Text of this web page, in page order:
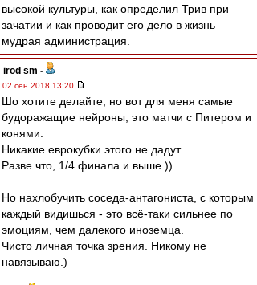
высокой культуры, как определил Трив при
зачатии и как проводит его дело в жизнь
мудрая администрация.
irod sm -
02 сен 2018 13:20
Шо хотите делайте, но вот для меня самые
будоражащие нейроны, это матчи с Питером и
конями.
Никакие еврокубки этого не дадут.
Разве что, 1/4 финала и выше.))
Но нахлобучить соседа-антагониста, с которым
каждый видишься - это всё-таки сильнее по
эмоциям, чем далекого иноземца.
Чисто личная точка зрения. Никому не
навязываю.)